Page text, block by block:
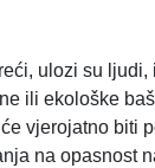
ulozi su ljudi,
ili ekološke
vjerojatno biti
na opasnost